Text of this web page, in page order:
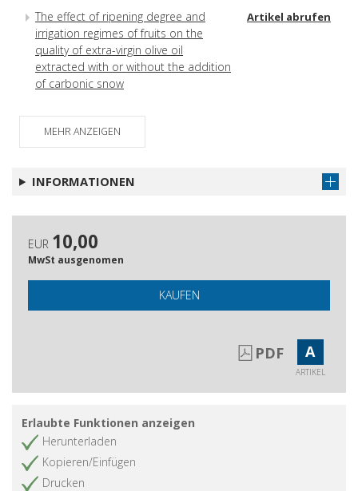
The effect of ripening degree and
irrigation regimes of fruits on the
quality of extra-virgin olive oil
extracted with or without the addition
of carbonic snow
Artikel abrufen
MEHR ANZEIGEN
INFORMATIONEN
EUR 10,00
MwSt ausgenomen
KAUFEN
PDF A
ARTIKEL
Erlaubte Funktionen anzeigen
Herunterladen
Kopieren/Einfügen
Drucken